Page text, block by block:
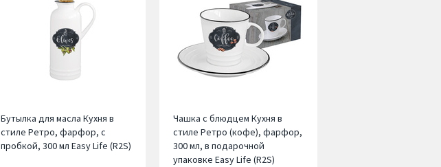
Бутылка для масла Кухня в
стиле Ретро, фарфор, с
пробкой, 300 мл Easy Life (R2S)
Чашка с блюдцем Кухня в
стиле Ретро (кофе), фарфор,
300 мл, в подарочной
упаковке Easy Life (R2S)